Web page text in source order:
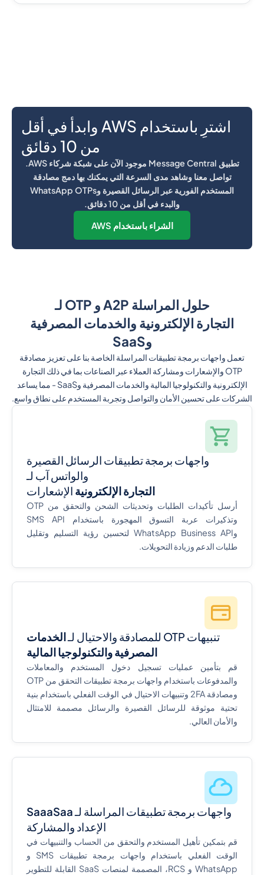
اشترِ باستخدام AWS وابدأ في أقل
من 10 دقائق
تطبيق Message Central موجود الآن على شبكة شركاء AWS.
تواصل معنا وشاهد مدى السرعة التي يمكنك بها دمج مصادقة
المستخدم الفورية عبر الرسائل القصيرة وWhatsApp OTPs
والبدء في أقل من 10 دقائق.
الشراء باستخدام AWS
حلول المراسلة A2P و OTP لـ
التجارة الإلكترونية والخدمات المصرفية
وSaaS
تعمل واجهات برمجة تطبيقات المراسلة الخاصة بنا على تعزيز مصادقة
OTP والإشعارات ومشاركة العملاء عبر الصناعات بما في ذلك التجارة
الإلكترونية والتكنولوجيا المالية والخدمات المصرفية وSaaS - مما يساعد
الشركات على تحسين الأمان والتواصل وتجربة المستخدم على نطاق واسع.
واجهات برمجة تطبيقات الرسائل القصيرة
والواتس آب لـ
التجارة الإلكترونية الإشعارات
أرسل تأكيدات الطلبات وتحديثات الشحن والتحقق من OTP
وتذكيرات عربة التسوق المهجورة باستخدام SMS API
وWhatsApp Business API لتحسين رؤية التسليم وتقليل
طلبات الدعم وزيادة التحويلات.
تنبيهات OTP للمصادقة والاحتيال لـ
الخدمات
المصرفية والتكنولوجيا المالية
قم بتأمين عمليات تسجيل دخول المستخدم والمعاملات
والمدفوعات باستخدام واجهات برمجة تطبيقات التحقق من OTP
ومصادقة 2FA وتنبيهات الاحتيال في الوقت الفعلي باستخدام بنية
تحتية موثوقة للرسائل القصيرة والرسائل مصممة للامتثال
والأمان العالي.
واجهات برمجة تطبيقات المراسلة لـSaaaSaa
الإعداد والمشاركة
قم بتمكين تأهيل المستخدم والتحقق من الحساب والتنبيهات في
الوقت الفعلي باستخدام واجهات برمجة تطبيقات SMS و
WhatsApp و RCS، المصممة لمنصات SaaS القابلة للتطوير